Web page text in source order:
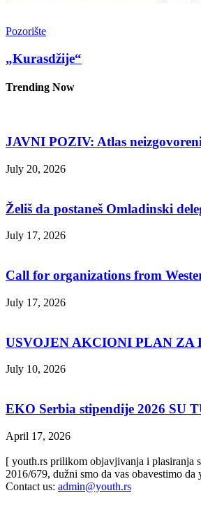
Pozorište
„Kurasdžije“
Trending Now
JAVNI POZIV: Atlas
July 20, 2026
Želiš da postaneš Omladinski
July 17, 2026
Call for organizations from
July 17, 2026
USVOJEN AKCIONI PLAN ZA
July 10, 2026
EKO Serbia stipendije 2026 SU
April 17, 2026
[ youth.rs prilikom objavjivanja i plasiranja
2016/679, dužni smo da vas obavestimo
Contact us: admin@youth.rs